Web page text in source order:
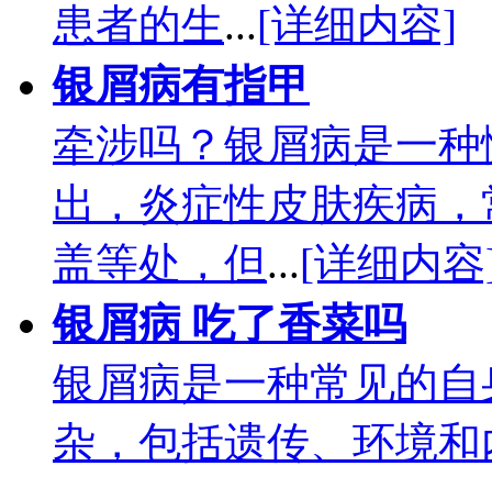
患者的生...[详细内容]
银屑病有指甲
牵涉吗？银屑病是一
出，炎症性皮肤疾病
盖等处，但...[详细内
银屑病 吃了香菜吗
银屑病是一种常见的
杂，包括遗传、环境